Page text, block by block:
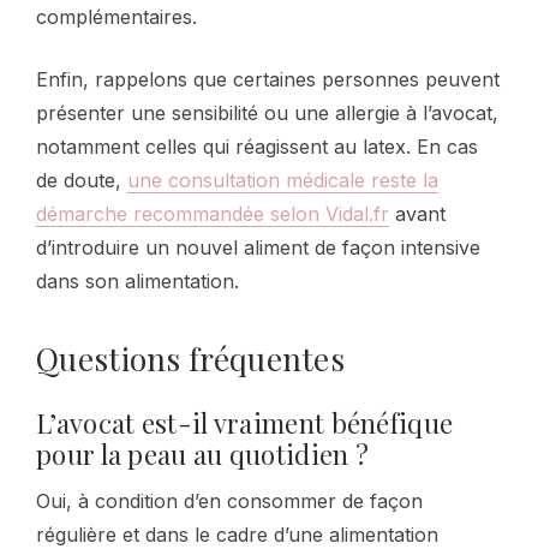
complémentaires.
Enfin, rappelons que certaines personnes peuvent
présenter une sensibilité ou une allergie à l’avocat,
notamment celles qui réagissent au latex. En cas
de doute, une consultation médicale reste la
démarche recommandée selon Vidal.fr avant
d’introduire un nouvel aliment de façon intensive
dans son alimentation.
Questions fréquentes
L’avocat est-il vraiment bénéfique
pour la peau au quotidien ?
Oui, à condition d’en consommer de façon
régulière et dans le cadre d’une alimentation